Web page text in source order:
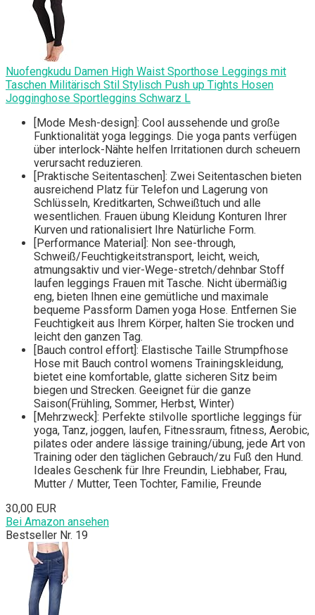
Nuofengkudu Damen High Waist Sporthose Leggings mit
Taschen Militärisch Stil Stylisch Push up Tights Hosen
Jogginghose Sportleggins Schwarz L
[Mode Mesh-design]: Cool aussehende und große
Funktionalität yoga leggings. Die yoga pants verfügen
über interlock-Nähte helfen Irritationen durch scheuern
verursacht reduzieren.
[Praktische Seitentaschen]: Zwei Seitentaschen bieten
ausreichend Platz für Telefon und Lagerung von
Schlüsseln, Kreditkarten, Schweißtuch und alle
wesentlichen. Frauen übung Kleidung Konturen Ihrer
Kurven und rationalisiert Ihre Natürliche Form.
[Performance Material]: Non see-through,
Schweiß/Feuchtigkeitstransport, leicht, weich,
atmungsaktiv und vier-Wege-stretch/dehnbar Stoff
laufen leggings Frauen mit Tasche. Nicht übermäßig
eng, bieten Ihnen eine gemütliche und maximale
bequeme Passform Damen yoga Hose. Entfernen Sie
Feuchtigkeit aus Ihrem Körper, halten Sie trocken und
leicht den ganzen Tag.
[Bauch control effort]: Elastische Taille Strumpfhose
Hose mit Bauch control womens Trainingskleidung,
bietet eine komfortable, glatte sicheren Sitz beim
biegen und Strecken. Geeignet für die ganze
Saison(Frühling, Sommer, Herbst, Winter)
[Mehrzweck]: Perfekte stilvolle sportliche leggings für
yoga, Tanz, joggen, laufen, Fitnessraum, fitness, Aerobic,
pilates oder andere lässige training/übung, jede Art von
Training oder den täglichen Gebrauch/zu Fuß den Hund.
Ideales Geschenk für Ihre Freundin, Liebhaber, Frau,
Mutter / Mutter, Teen Tochter, Familie, Freunde
30,00 EUR
Bei Amazon ansehen
Bestseller Nr. 19